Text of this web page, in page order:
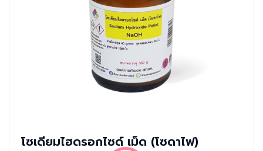
โซเดียมไฮดรอกไซด์ เม็ด (โซดาไฟ)